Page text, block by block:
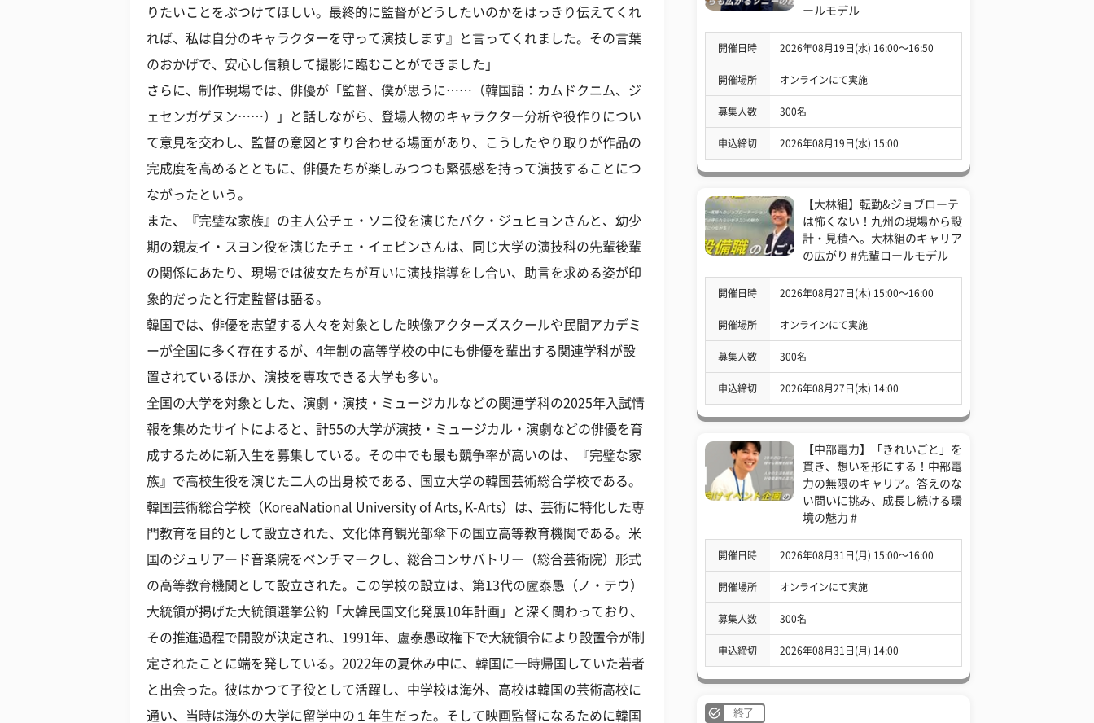
りたいことをぶつけてほしい。最終的に監督がどうしたいのかをはっきり伝えてくれ
れば、私は自分のキャラクターを守って演技します』と言ってくれました。その言葉
のおかげで、安心し信頼して撮影に臨むことができました」
さらに、制作現場では、俳優が「監督、僕が思うに……（韓国語：カムドクニム、ジ
ェセンガゲヌン……）」と話しながら、登場人物のキャラクター分析や役作りについ
て意見を交わし、監督の意図とすり合わせる場面があり、こうしたやり取りが作品の
完成度を高めるとともに、俳優たちが楽しみつつも緊張感を持って演技することにつ
ながったという。
また、『完璧な家族』の主人公チェ・ソニ役を演じたパク・ジュヒョンさんと、幼少
期の親友イ・スヨン役を演じたチェ・イェビンさんは、同じ大学の演技科の先輩後輩
の関係にあたり、現場では彼女たちが互いに演技指導をし合い、助言を求める姿が印
象的だったと行定監督は語る。
韓国では、俳優を志望する人々を対象とした映像アクターズスクールや民間アカデミ
ーが全国に多く存在するが、4年制の高等学校の中にも俳優を輩出する関連学科が設
置されているほか、演技を専攻できる大学も多い。
全国の大学を対象とした、演劇・演技・ミュージカルなどの関連学科の2025年入試情
報を集めたサイトによると、計55の大学が演技・ミュージカル・演劇などの俳優を育
成するために新入生を募集している。その中でも最も競争率が高いのは、『完璧な家
族』で高校生役を演じた二人の出身校である、国立大学の韓国芸術総合学校である。
韓国芸術総合学校（KoreaNational University of Arts, K-Arts）は、芸術に特化した専
門教育を目的として設立された、文化体育観光部傘下の国立高等教育機関である。米
国のジュリアード音楽院をベンチマークし、総合コンサバトリー（総合芸術院）形式
の高等教育機関として設立された。この学校の設立は、第13代の盧泰愚（ノ・テウ）
大統領が掲げた大統領選挙公約「大韓民国文化発展10年計画」と深く関わっており、
その推進過程で開設が決定され、1991年、盧泰愚政権下で大統領令により設置令が制
定されたことに端を発している。2022年の夏休み中に、韓国に一時帰国していた若者
と出会った。彼はかつて子役として活躍し、中学校は海外、高校は韓国の芸術高校に
通い、当時は海外の大学に留学中の１年生だった。そして映画監督になるために韓国
ールモデル
開催日時 2026年08月19日(水) 16:00〜16:50
開催場所 オンラインにて実施
募集人数 300名
申込締切 2026年08月19日(水) 15:00
【大林組】転勤&ジョブローテ
は怖くない！九州の現場から設
計・見積へ。大林組のキャリア
の広がり #先輩ロールモデル
開催日時 2026年08月27日(木) 15:00〜16:00
開催場所 オンラインにて実施
募集人数 300名
申込締切 2026年08月27日(木) 14:00
【中部電力】「きれいごと」を
貫き、想いを形にする！中部電
力の無限のキャリア。答えのな
い問いに挑み、成長し続ける環
境の魅力 #
開催日時 2026年08月31日(月) 15:00〜16:00
開催場所 オンラインにて実施
募集人数 300名
申込締切 2026年08月31日(月) 14:00
終了